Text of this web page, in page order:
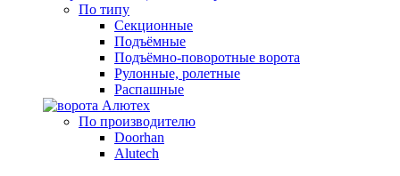
По типу
Секционные
Подъёмные
Подъёмно-поворотные ворота
Рулонные, ролетные
Распашные
По производителю
Doorhan
Alutech